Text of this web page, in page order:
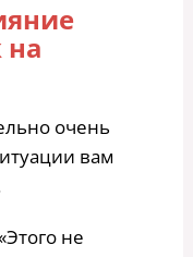
очень
вам
не